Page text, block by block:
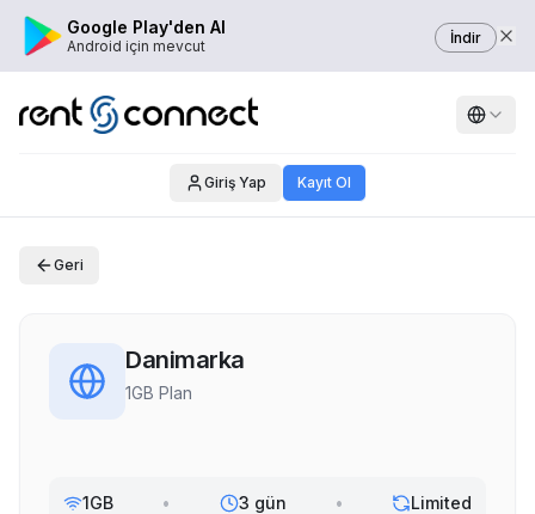
Google Play'den Al
Android için mevcut İndir
Giriş Yap Kayıt Ol
Geri
Danimarka
1GB Plan
1GB • 3 gün • Limited